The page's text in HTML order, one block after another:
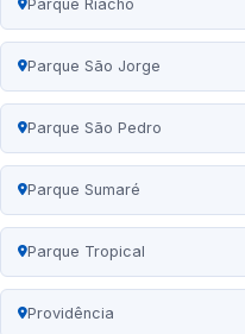
Parque Riacho
Parque São Jorge
Parque São Pedro
Parque Sumaré
Parque Tropical
Providência